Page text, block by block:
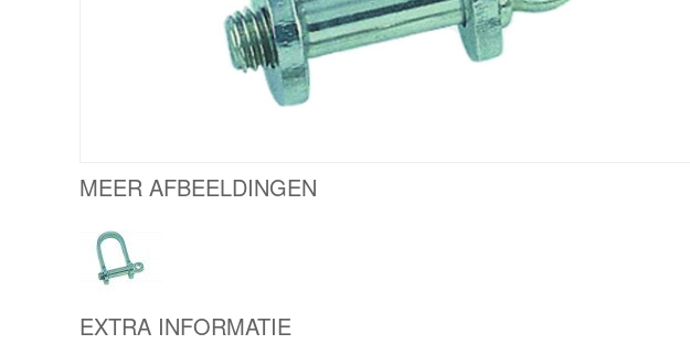
MEER AFBEELDINGEN
EXTRA INFORMATIE